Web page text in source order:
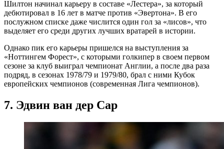
Шилтон начинал карьеру в составе «Лестера», за который
дебютировал в 16 лет в матче против «Эвертона». В его
послужном списке даже числится один гол за «лисов», что
выделяет его среди других лучших вратарей в истории.
Однако пик его карьеры пришелся на выступления за
«Ноттингем Форест», с которыми голкипер в своем первом
сезоне за клуб выиграл чемпионат Англии, а после два раза
подряд, в сезонах 1978/79 и 1979/80, брал с ними Кубок
европейских чемпионов (современная Лига чемпионов).
7. Эдвин ван дер Сар